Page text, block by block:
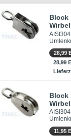
Block
28,99
28,99
Block
11,95